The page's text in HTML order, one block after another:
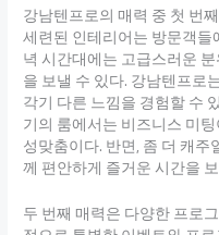
강남텐프로의 매력 중 첫 번
세련된 인테리어는 방문객
녁 시간대에는 고급스러운
을 보낼 수 있다. 강남텐프로
각기 다른 느낌을 경험할 수
기의 룸에서는 비즈니스 미
성맞춤이다. 반면, 좀 더 캐
께 편안하게 즐거운 시간을
두 번째 매력은 다양한 프로